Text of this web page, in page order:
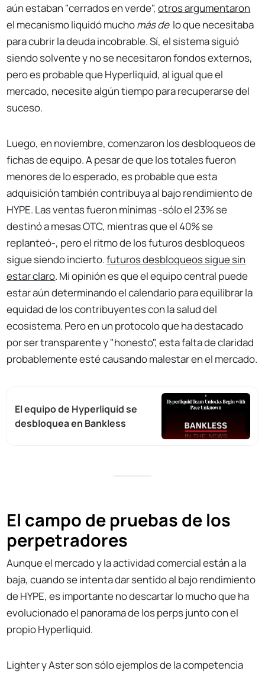
aún estaban "cerrados en verde",otros argumentaron
el mecanismo liquidó muchomás de lo que necesitaba
para cubrir la deuda incobrable. Sí, el sistema siguió
siendo solvente y no se necesitaron fondos externos,
pero es probable que Hyperliquid, al igual que el
mercado, necesite algún tiempo para recuperarse del
suceso.
Luego, en noviembre, comenzaron los desbloqueos de
fichas de equipo. A pesar de que los totales fueron
menores de lo esperado, es probable que esta
adquisición también contribuya al bajo rendimiento de
HYPE. Las ventas fueron mínimas -sólo el 23% se
destinó a mesas OTC, mientras que el 40% se
replanteó-, pero el ritmo de los futuros desbloqueos
sigue siendo incierto.futuros desbloqueos sigue sin
estar claro. Mi opinión es que el equipo central puede
estar aún determinando el calendario para equilibrar la
equidad de los contribuyentes con la salud del
ecosistema. Pero en un protocolo que ha destacado
por ser transparente y "honesto", esta falta de claridad
probablemente esté causando malestar en el mercado.
El equipo de Hyperliquid se
desbloquea en Bankless
El campo de pruebas de los
perpetradores
Aunque el mercado y la actividad comercial están a la
baja, cuando se intenta dar sentido al bajo rendimiento
de HYPE, es importante no descartar lo mucho que ha
evolucionado el panorama de los perps junto con el
propio Hyperliquid.
Lighter y Aster son sólo ejemplos de la competencia